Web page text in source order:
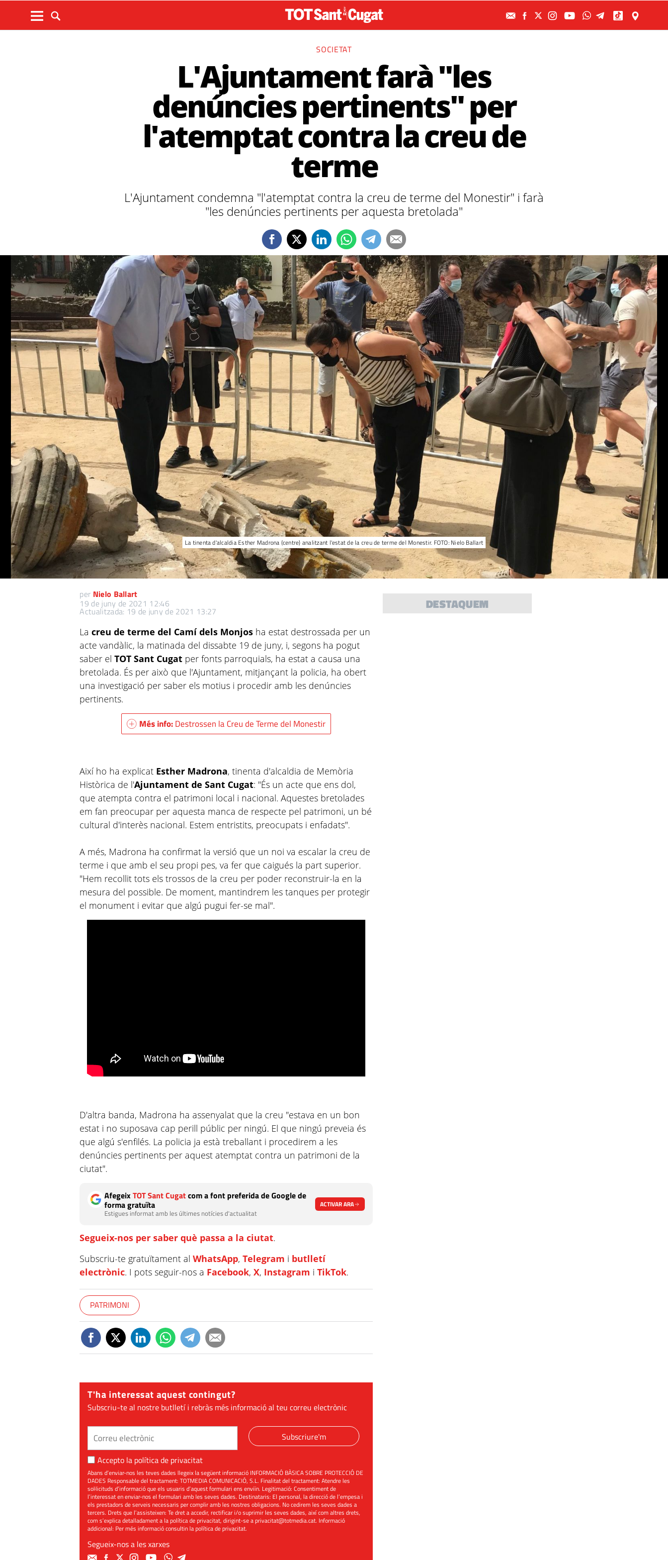
SOCIETAT
L'Ajuntament farà "les
denúncies pertinents" per
l'atemptat contra la creu de
terme
L'Ajuntament condemna "l'atemptat contra la creu de terme del Monestir" i farà
"les denúncies pertinents per aquesta bretolada"
La tinenta d'alcaldia Esther Madrona (centre) analitzant l'estat de la creu de terme del Monestir. FOTO: Nielo Ballart
per Nielo Ballart
19 de juny de 2021 12:46
Actualitzada: 19 de juny de 2021 13:27
Lacreu de terme del Camí dels Monjos ha estat destrossada per un
acte vandàlic, la matinada del dissabte 19 de juny, i, segons ha pogut
saber elTOT Sant Cugat per fonts parroquials, ha estat a causa una
bretolada. És per això que l'Ajuntament, mitjançant la policia, ha obert
una investigació per saber els motius i procedir amb les denúncies
pertinents.
Més info:Destrossen la Creu de Terme del Monestir
Així ho ha explicat Esther Madrona, tinenta d'alcaldia de Memòria
Històrica de l'Ajuntament de Sant Cugat: "És un acte que ens dol,
que atempta contra el patrimoni local i nacional. Aquestes bretolades
em fan preocupar per aquesta manca de respecte pel patrimoni, un bé
cultural d'interès nacional. Estem entristits, preocupats i enfadats".
A més, Madrona ha confirmat la versió que un noi va escalar la creu de
terme i que amb el seu propi pes, va fer que caigués la part superior.
"Hem recollit tots els trossos de la creu per poder reconstruir-la en la
mesura del possible. De moment, mantindrem les tanques per protegir
el monument i evitar que algú pugui fer-se mal".
D'altra banda, Madrona ha assenyalat que la creu "estava en un bon
estat i no suposava cap perill públic per ningú. El que ningú preveia és
que algú s'enfilés. La policia ja està treballant i procedirem a les
denúncies pertinents per aquest atemptat contra un patrimoni de la
ciutat".
AfegeixTOT Sant Cugatcom a font preferida de Google de
forma gratuïta
Estigues informat amb les últimes notícies d'actualitat
ACTIVAR ARA
Segueix-nos per saber què passa a la ciutat.
Subscriu-te gratuïtament alWhatsApp,Telegram i butlletí
electrònic. I pots seguir-nos a Facebook,X, Instagram iTikTok.
PATRIMONI
T'ha interessat aquest contingut?
Subscriu-te al nostre butlletí i rebràs més informació al teu correu electrònic
Subscriure'm
Accepto la política de privacitat
Abans d’enviar-nos les teves dades llegeix la següent informació INFORMACIÓ BÀSICA SOBRE PROTECCIÓ DE
DADES Responsable del tractament: TOTMEDIA COMUNICACIÓ, S.L. Finalitat del tractament: Atendre les
sol·licituds d’informació que els usuaris d’aquest formulari ens enviïn. Legitimació: Consentiment de
l’interessat en enviar-nos el formulari amb les seves dades. Destinataris: El personal, la direcció de l’empesa i
els prestadors de serveis necessaris per complir amb les nostres obligacions. No cedirem les seves dades a
tercers. Drets que l’assisteixen: Te dret a accedir, rectificar i/o suprimir les seves dades, així com altres drets,
com s’explica detalladament a la política de privacitat, dirigint-se aprivacitat@totmedia.cat. Informació
addicional: Per més informació consultin lapolítica de privacitat.
Segueix-nos a les xarxes
DESTAQUEM